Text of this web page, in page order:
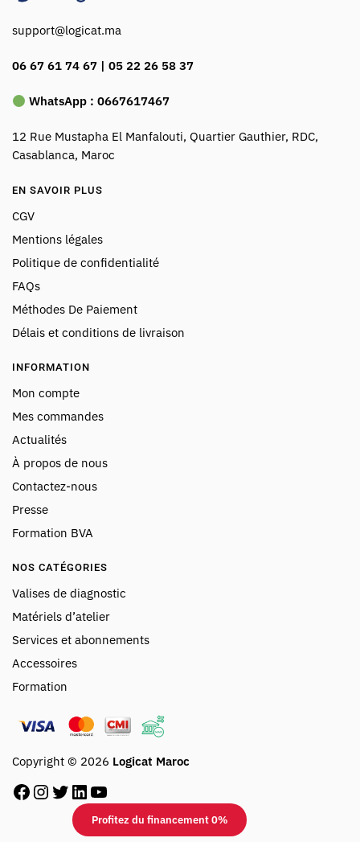
support@logicat.ma
06 67 61 74 67 | 05 22 26 58 37
WhatsApp : 0667617467
12 Rue Mustapha El Manfalouti, Quartier Gauthier, RDC,
Casablanca, Maroc
EN SAVOIR PLUS
CGV
Mentions légales
Politique de confidentialité
FAQs
Méthodes De Paiement
Délais et conditions de livraison
INFORMATION
Mon compte
Mes commandes
Actualités
À propos de nous
Contactez-nous
Presse
Formation BVA
NOS CATÉGORIES
Valises de diagnostic
Matériels d’atelier
Services et abonnements
Accessoires
Formation
Copyright © 2026 Logicat Maroc
Profitez du financement 0%